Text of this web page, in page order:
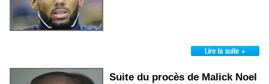
Suite du procès de Malick Noel